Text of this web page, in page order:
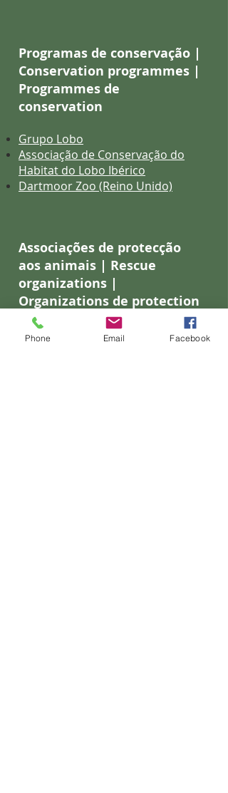
Programas de conservação |
Conservation programmes |
Programmes de
conservation
Grupo Lobo
Associação de Conservação do
Habitat do Lobo Ibérico
Dartmoor Zoo (Reino Unido)
Associações de protecção
aos animais | Rescue
organizations |
Organizations de protection
aus animaux
Phone Email Facebook